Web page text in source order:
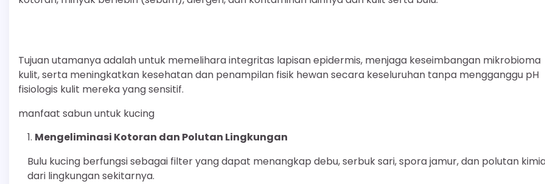
Tujuan utamanya adalah untuk memelihara integritas lapisan epidermis, menjaga keseimbangan mikrobioma
kulit, serta meningkatkan kesehatan dan penampilan fisik hewan secara keseluruhan tanpa mengganggu pH
fisiologis kulit mereka yang sensitif.
manfaat sabun untuk kucing
Mengeliminasi Kotoran dan Polutan Lingkungan
Bulu kucing berfungsi sebagai filter yang dapat menangkap debu, serbuk sari, spora jamur, dan polutan
dari lingkungan sekitarnya.